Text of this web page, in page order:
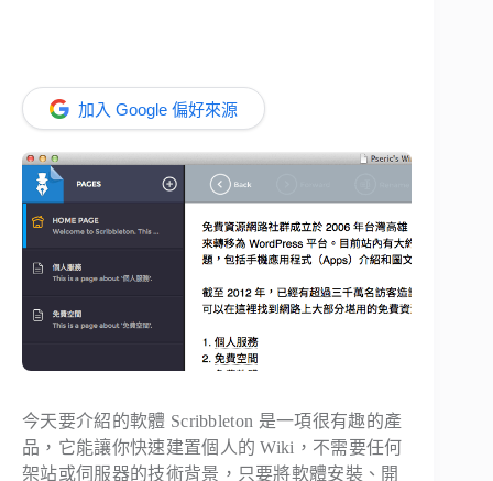
加入 Google 偏好來源
今天要介紹的軟體 Scribbleton 是一項很有趣的產
品，它能讓你快速建置個人的 Wiki，不需要任何
架站或伺服器的技術背景，只要將軟體安裝、開